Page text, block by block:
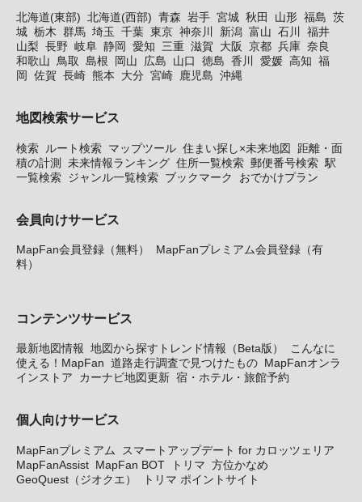
北海道(東部) 北海道(西部) 青森 岩手 宮城 秋田 山形 福島 茨
城 栃木 群馬 埼玉 千葉 東京 神奈川 新潟 富山 石川
福井
山梨 長野 岐阜 静岡 愛知 三重 滋賀 大阪 京都 兵庫 奈良
和歌山
鳥取 島根 岡山 広島 山口 徳島 香川 愛媛 高知 福
岡
佐賀 長崎 熊本 大分 宮崎 鹿児島 沖縄
地図検索サービス
検索 ルート検索 マップツール 住まい探し×未来地図
距離・面
積の計測
未来情報ランキング 住所一覧検索 郵便番号検索 駅
一覧検索 ジャンル一覧検索 ブックマーク おでかけプラン
会員向けサービス
MapFan会員登録（無料）
MapFanプレミアム会員登録（有
料）
コンテンツサービス
最新地図情報 地図から探すトレンド情報（Beta版）
こんなに
使える！MapFan 道路走行調査で見つけたもの MapFanオンラ
インストア
カーナビ地図更新 宿・ホテル・旅館予約
個人向けサービス
MapFanプレミアム
スマートアップデート for カロッツェリア
MapFanAssist MapFan BOT トリマ 方位かなめ
GeoQuest（ジオクエ）
トリマ ポイントサイト